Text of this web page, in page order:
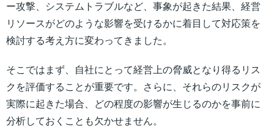
ー攻撃、システムトラブルなど、事象が起きた結果、経営
リソースがどのような影響を受けるかに着目して対応策を
検討する考え方に変わってきました。
そこではまず、自社にとって経営上の脅威となり得るリス
クを評価することが重要です。さらに、それらのリスクが
実際に起きた場合、どの程度の影響が生じるのかを事前に
分析しておくことも欠かせません。